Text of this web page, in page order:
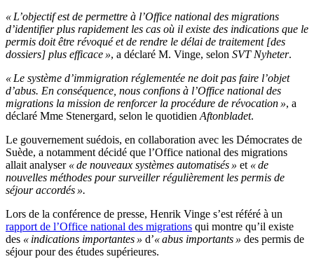
« L’objectif est de permettre à l’Office national des migrations
d’identifier plus rapidement les cas où il existe des indications que le
permis doit être révoqué et de rendre le délai de traitement [des
dossiers] plus efficace », a déclaré M. Vinge, selon SVT Nyheter.
« Le système d’immigration réglementée ne doit pas faire l’objet
d’abus. En conséquence, nous confions à l’Office national des
migrations la mission de renforcer la procédure de révocation », a
déclaré Mme Stenergard, selon le quotidien Aftonbladet.
Le gouvernement suédois, en collaboration avec les Démocrates de
Suède, a notamment décidé que l’Office national des migrations
allait analyser « de nouveaux systèmes automatisés » et « de
nouvelles méthodes pour surveiller régulièrement les permis de
séjour accordés ».
Lors de la conférence de presse, Henrik Vinge s’est référé à un
rapport de l’Office national des migrations qui montre qu’il existe
des « indications importantes » d’« abus importants » des permis de
séjour pour des études supérieures.